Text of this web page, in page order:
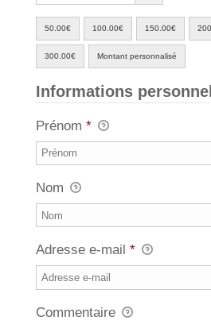
50.00€ 100.00€ 150.00€
300.00€ Montant personnalisé
Informations
Prénom *
Nom
Adresse e-mail *
Commentaire